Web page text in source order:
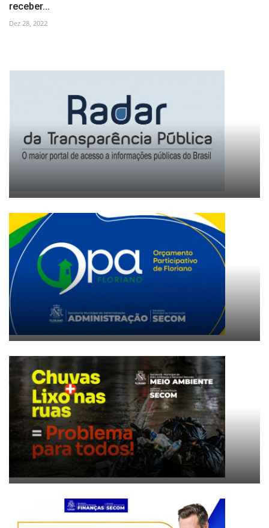
receber...
Dez 28, 2022